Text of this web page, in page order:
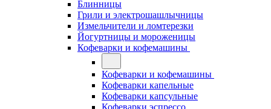
Блинницы
Грили и электрошашлычницы
Измельчители и ломтерезки
Йогуртницы и мороженицы
Кофеварки и кофемашины
Кофеварки и кофемашины
Кофеварки капельные
Кофеварки капсульные
Кофеварки эспрессо